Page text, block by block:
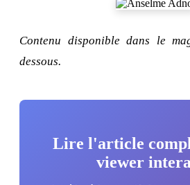
Contenu disponible dans le
dessous.
Lire l'article
viewer